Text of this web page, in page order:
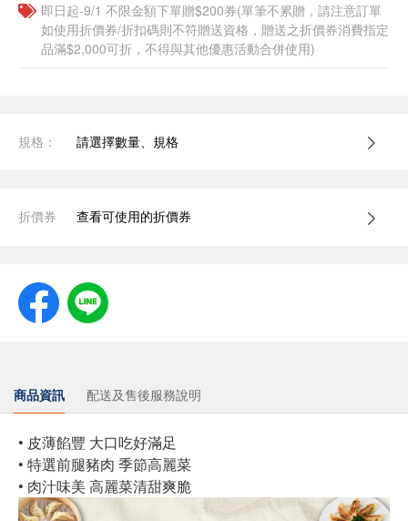
即日起-9/1 不限金額下單贈$200券(單筆不累贈，請注意訂單
如使用折價券/折扣碼則不符贈送資格，贈送之折價券消費指定
品滿$2,000可折，不得與其他優惠活動合併使用)
規格： 請選擇數量、規格
折價券 查看可使用的折價券
商品資訊 配送及售後服務說明
• 皮薄餡豐 大口吃好滿足
• 特選前腿豬肉 季節高麗菜
• 肉汁味美 高麗菜清甜爽脆